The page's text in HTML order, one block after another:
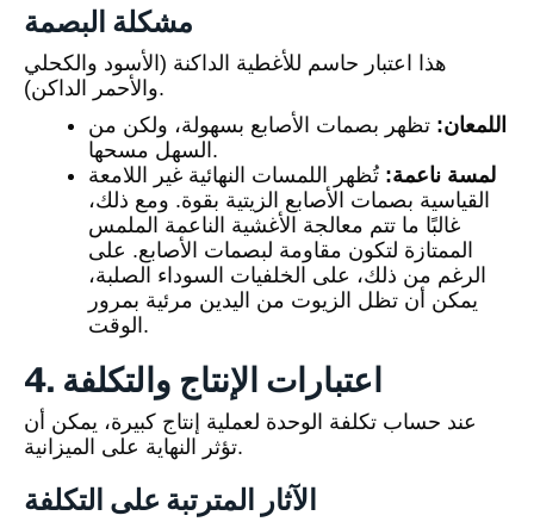
مشكلة البصمة
هذا اعتبار حاسم للأغطية الداكنة (الأسود والكحلي
والأحمر الداكن).
اللمعان: تظهر بصمات الأصابع بسهولة، ولكن من
السهل مسحها.
لمسة ناعمة: تُظهر اللمسات النهائية غير اللامعة
القياسية بصمات الأصابع الزيتية بقوة. ومع ذلك،
غالبًا ما تتم معالجة الأغشية الناعمة الملمس
الممتازة لتكون مقاومة لبصمات الأصابع. على
الرغم من ذلك، على الخلفيات السوداء الصلبة،
يمكن أن تظل الزيوت من اليدين مرئية بمرور
الوقت.
4. اعتبارات الإنتاج والتكلفة
عند حساب تكلفة الوحدة لعملية إنتاج كبيرة، يمكن أن
تؤثر النهاية على الميزانية.
الآثار المترتبة على التكلفة